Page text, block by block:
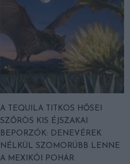
A TEQUILA TITKOS HŐSEI
SZŐRÖS KIS ÉJSZAKAI
BEPORZÓK: DENEVÉREK
NÉLKÜL SZOMORÚBB LENNE
A MEXIKÓI POHÁR